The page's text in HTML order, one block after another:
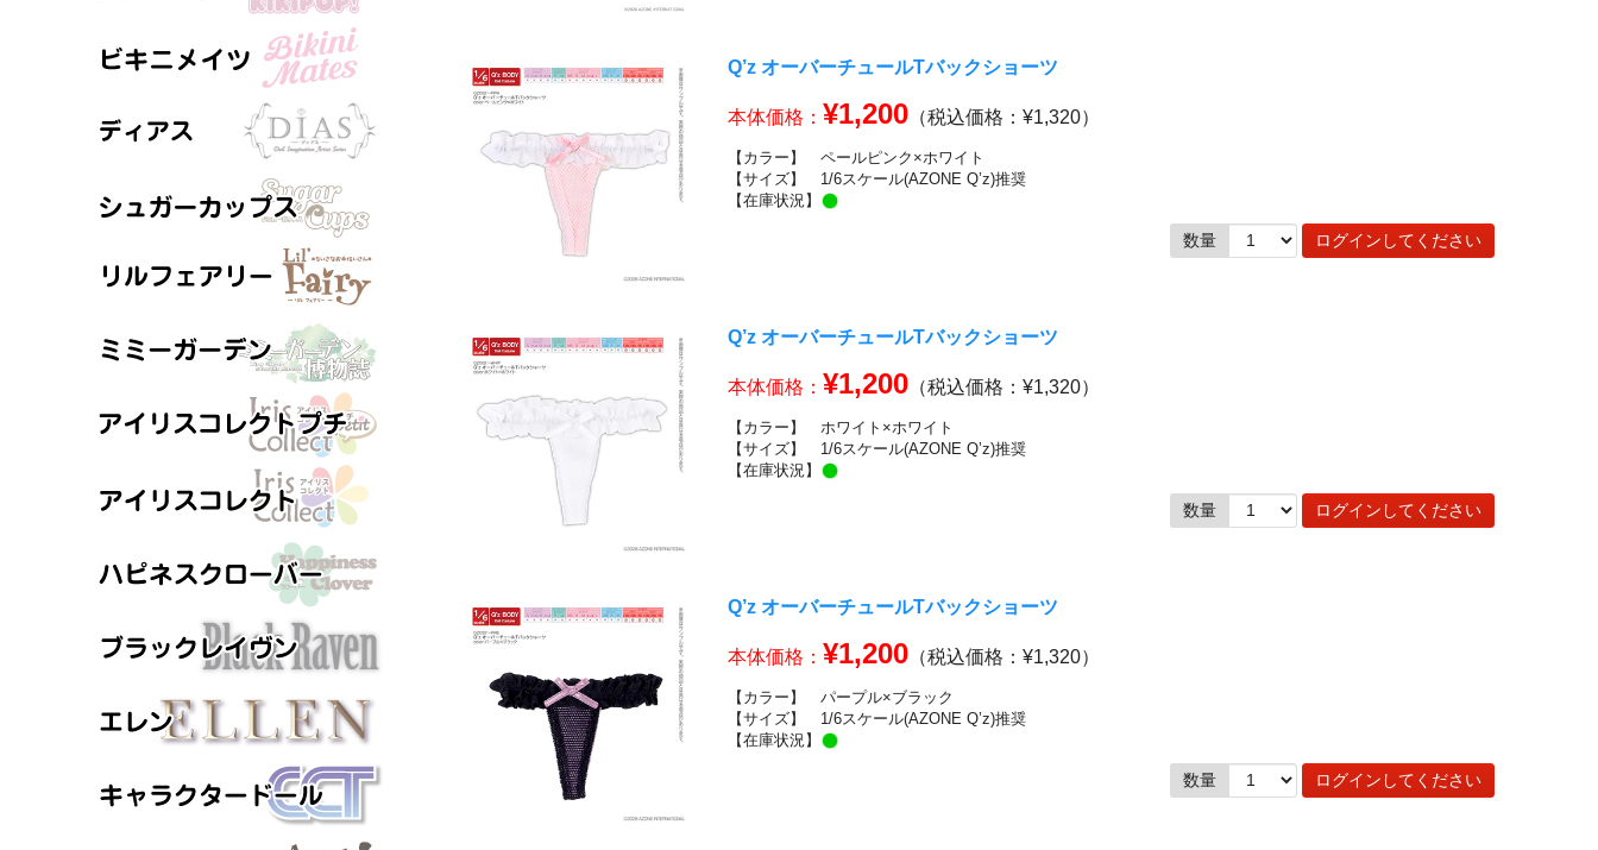
Q’z オーバーチュールTバックショーツ
本体価格： ¥1,200 （税込価格：¥1,320）
【カラー】
ペールピンク×ホワイト
【サイズ】
1/6スケール(AZONE Q’z)推奨
【在庫状況】
数量 ログインしてください
Q’z オーバーチュールTバックショーツ
本体価格： ¥1,200 （税込価格：¥1,320）
【カラー】
ホワイト×ホワイト
【サイズ】
1/6スケール(AZONE Q’z)推奨
【在庫状況】
数量 ログインしてください
Q’z オーバーチュールTバックショーツ
本体価格： ¥1,200 （税込価格：¥1,320）
【カラー】
パープル×ブラック
【サイズ】
1/6スケール(AZONE Q’z)推奨
【在庫状況】
数量 ログインしてください